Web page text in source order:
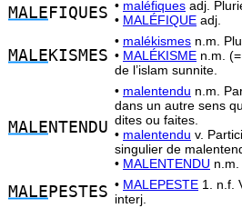
MALE FIQUES • maléfiques adj.
• MALÉFIQUE adj.
MALE KISMES
• malékismes n.m.
• MALÉKISME n.m.
de l’islam sunnite.
MALE NTENDU
• malentendu n.m.
dans un autre sens
dites ou faites.
• malentendu v.
singulier de
• MALENTENDU n.m.
MALE PESTES • MALEPESTE 1. n.f.
interj.